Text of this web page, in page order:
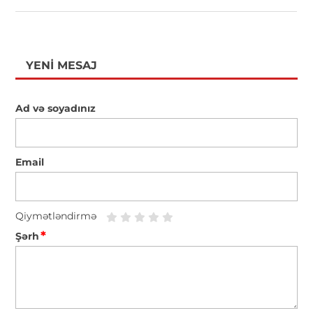
YENI MESAJ
Ad və soyadınız
Email
Qiymətləndirmə
Şərh*